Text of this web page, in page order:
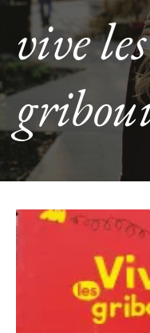
vive les